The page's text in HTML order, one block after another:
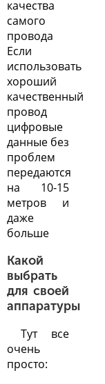
качества
самого
провода
Если
использовать
хороший
качественный
провод
цифровые
данные без
проблем
передаются
на 10-15
метров и
даже
больше
Какой
выбрать
для своей
аппаратуры
Тут все
очень
просто: